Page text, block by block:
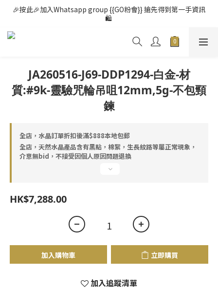
🎉按此🎉加入Whatsapp group {{GO粉會}} 搶先得到第一手資訊
🛍️
JA260516-J69-DDP1294-白金-材
質:#9k-靈驗咒輪吊咀12mm,5g-不包頸
鍊
全店，水晶訂單折扣後滿$888本地包郵
全店，天然水晶產品含有黑點，棉絮，生長紋路等屬正常現象，
介意無bid，不接受因個人原因問題退換
HK$7,288.00
加入購物車 立即購買
加入追蹤清單